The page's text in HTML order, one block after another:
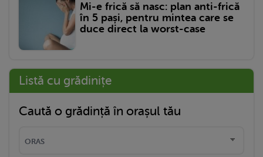
Mi-e frică să nasc: plan anti-frică
în 5 pași, pentru mintea care se
duce direct la worst-case
Listă cu grădinițe
Caută o grădință în orașul tău